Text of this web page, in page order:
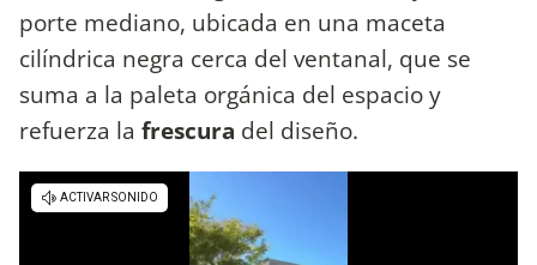
porte mediano, ubicada en una maceta
cilíndrica negra cerca del ventanal, que se
suma a la paleta orgánica del espacio y
refuerza la frescura del diseño.